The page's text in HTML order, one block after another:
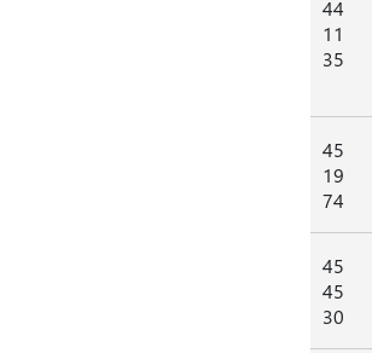
44
11
35
45
19
74
45
45
30